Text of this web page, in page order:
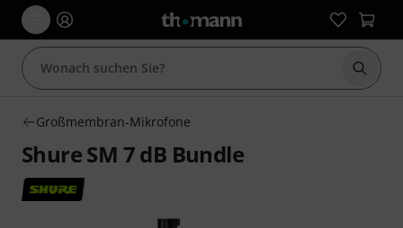
Suche
Großmembran-Mikrofone
Shure SM 7 dB Bundle